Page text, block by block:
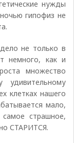
нужды
гипофиз не
не только в
немного, как и
множество
клетках нашего
мало,
страшное,
СТАРИТСЯ.